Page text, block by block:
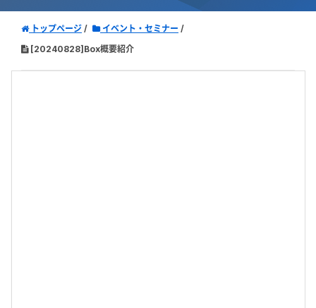
トップページ
イベント・セミナー
[20240828]Box概要紹介